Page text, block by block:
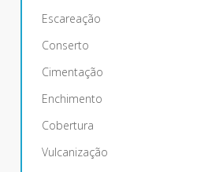
Escareação
Conserto
Cimentação
Enchimento
Cobertura
Vulcanização